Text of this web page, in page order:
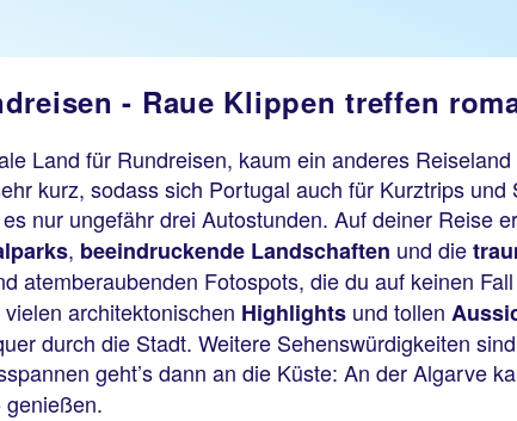
- Raue Klippen treffen
Land für Rundreisen, kaum ein anderes
kurz, sodass sich Portugal auch für Kurztrips
nur ungefähr drei Autostunden. Auf deiner Reise
, beeindruckende Landschaften und die
atemberaubenden Fotospots, die du auf keinen
vielen architektonischen Highlights und tollen
durch die Stadt. Weitere Sehenswürdigkeiten
geht’s dann an die Küste: An der Algarve
genießen.